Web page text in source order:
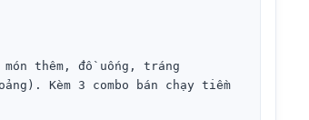
thêm, đồ uống, tráng
Kèm 3 combo bán chạy tiềm